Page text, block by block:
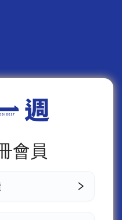
會員